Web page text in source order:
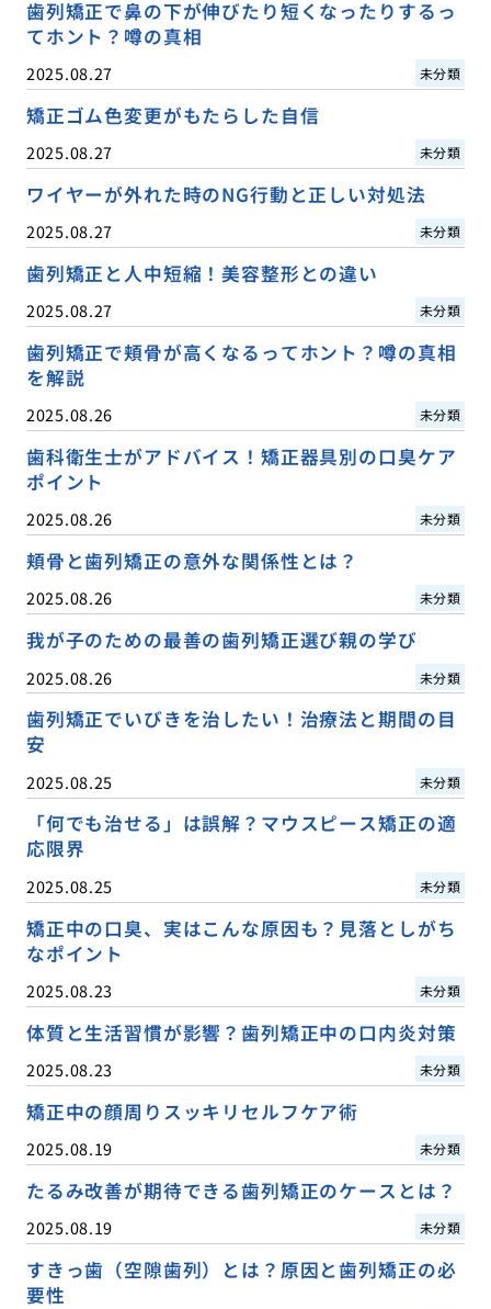
歯列矯正で鼻の下が伸びたり短くなったりするっ
てホント？噂の真相
2025.08.27 未分類
矯正ゴム色変更がもたらした自信
2025.08.27 未分類
ワイヤーが外れた時のNG行動と正しい対処法
2025.08.27 未分類
歯列矯正と人中短縮！美容整形との違い
2025.08.27 未分類
歯列矯正で頬骨が高くなるってホント？噂の真相
を解説
2025.08.26 未分類
歯科衛生士がアドバイス！矯正器具別の口臭ケア
ポイント
2025.08.26 未分類
頬骨と歯列矯正の意外な関係性とは？
2025.08.26 未分類
我が子のための最善の歯列矯正選び親の学び
2025.08.26 未分類
歯列矯正でいびきを治したい！治療法と期間の目
安
2025.08.25 未分類
「何でも治せる」は誤解？マウスピース矯正の適
応限界
2025.08.25 未分類
矯正中の口臭、実はこんな原因も？見落としがち
なポイント
2025.08.23 未分類
体質と生活習慣が影響？歯列矯正中の口内炎対策
2025.08.23 未分類
矯正中の顔周りスッキリセルフケア術
2025.08.19 未分類
たるみ改善が期待できる歯列矯正のケースとは？
2025.08.19 未分類
すきっ歯（空隙歯列）とは？原因と歯列矯正の必
要性